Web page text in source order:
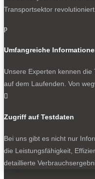
Transportsektor
p
Umfangreiche
Unsere Experten kennen
auf dem Laufenden. Von

Zugriff auf Testdaten
Bei uns gibt es nicht nur
die Leistungsfähigkeit,
detaillierte